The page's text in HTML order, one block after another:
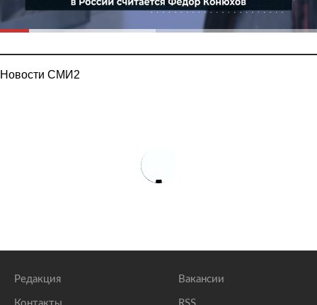
Новости СМИ2
Редакция Вакансии